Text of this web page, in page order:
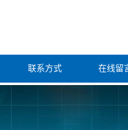
联系方式 在线留